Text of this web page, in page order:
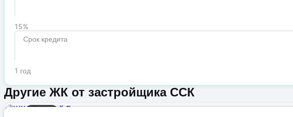
15%
Срок кредита
1 год
Другие ЖК от застройщика ССК